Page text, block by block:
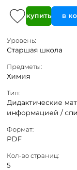
купить в
Уровень:
Старшая школа
Предметы:
Химия
Тип:
Дидактические
информацией /
Формат:
PDF
Кол-во страниц:
5